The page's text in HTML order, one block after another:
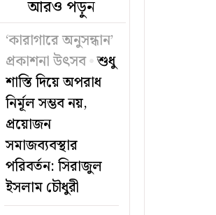
আরও পড়ুন
‘কারাগারে অনুসন্ধান’
প্রকাশনা উৎসব শুধু
শাস্তি দিয়ে অপরাধ
নির্মূল সম্ভব নয়,
প্রয়োজন
সমাজব্যবস্থার
পরিবর্তন: সিরাজুল
ইসলাম চৌধুরী